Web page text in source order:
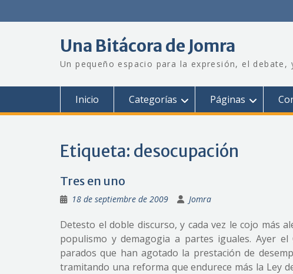
Una Bitácora de Jomra
Un pequeño espacio para la expresión, el
Inicio Categorías Páginas
Etiqueta: desocupación
Tres en uno
18 de septiembre de 2009 Jomra
Detesto el doble discurso, y cada vez le cojo más
populismo y demagogia a partes iguales. Ayer
parados que han agotado la prestación de
tramitando una reforma que endurece más la Ley